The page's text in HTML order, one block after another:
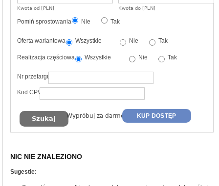
Kwota od [PLN] Kwota do [PLN]
Pomiń sprostowania Nie Tak
Oferta wariantowa Wszystkie Nie Tak
Realizacja częściowa Wszystkie Nie Tak
Nr przetargu
Kod CPV
Wypróbuj za darmo KUP DOSTĘP
NIC NIE ZNALEZIONO
Sugestie: